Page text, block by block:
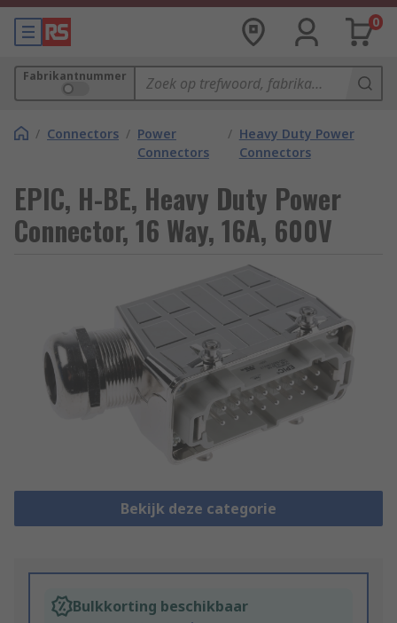
0
Fabrikantnummer
/ Connectors / Power
Connectors
/ Heavy Duty Power
Connectors
EPIC, H-BE, Heavy Duty Power
Connector, 16 Way, 16A, 600V
Bekijk deze categorie
Bulkkorting beschikbaar